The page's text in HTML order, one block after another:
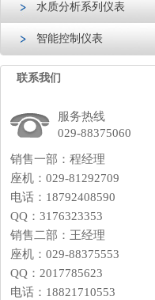
水质分析系列仪表
智能控制仪表
联系我们
服务热线
029-88375060
销售一部：程经理
座机：029-81292709
电话：18792408590
QQ：3176323353
销售二部：王经理
座机：029-88375553
QQ：2017785623
电话：18821710553